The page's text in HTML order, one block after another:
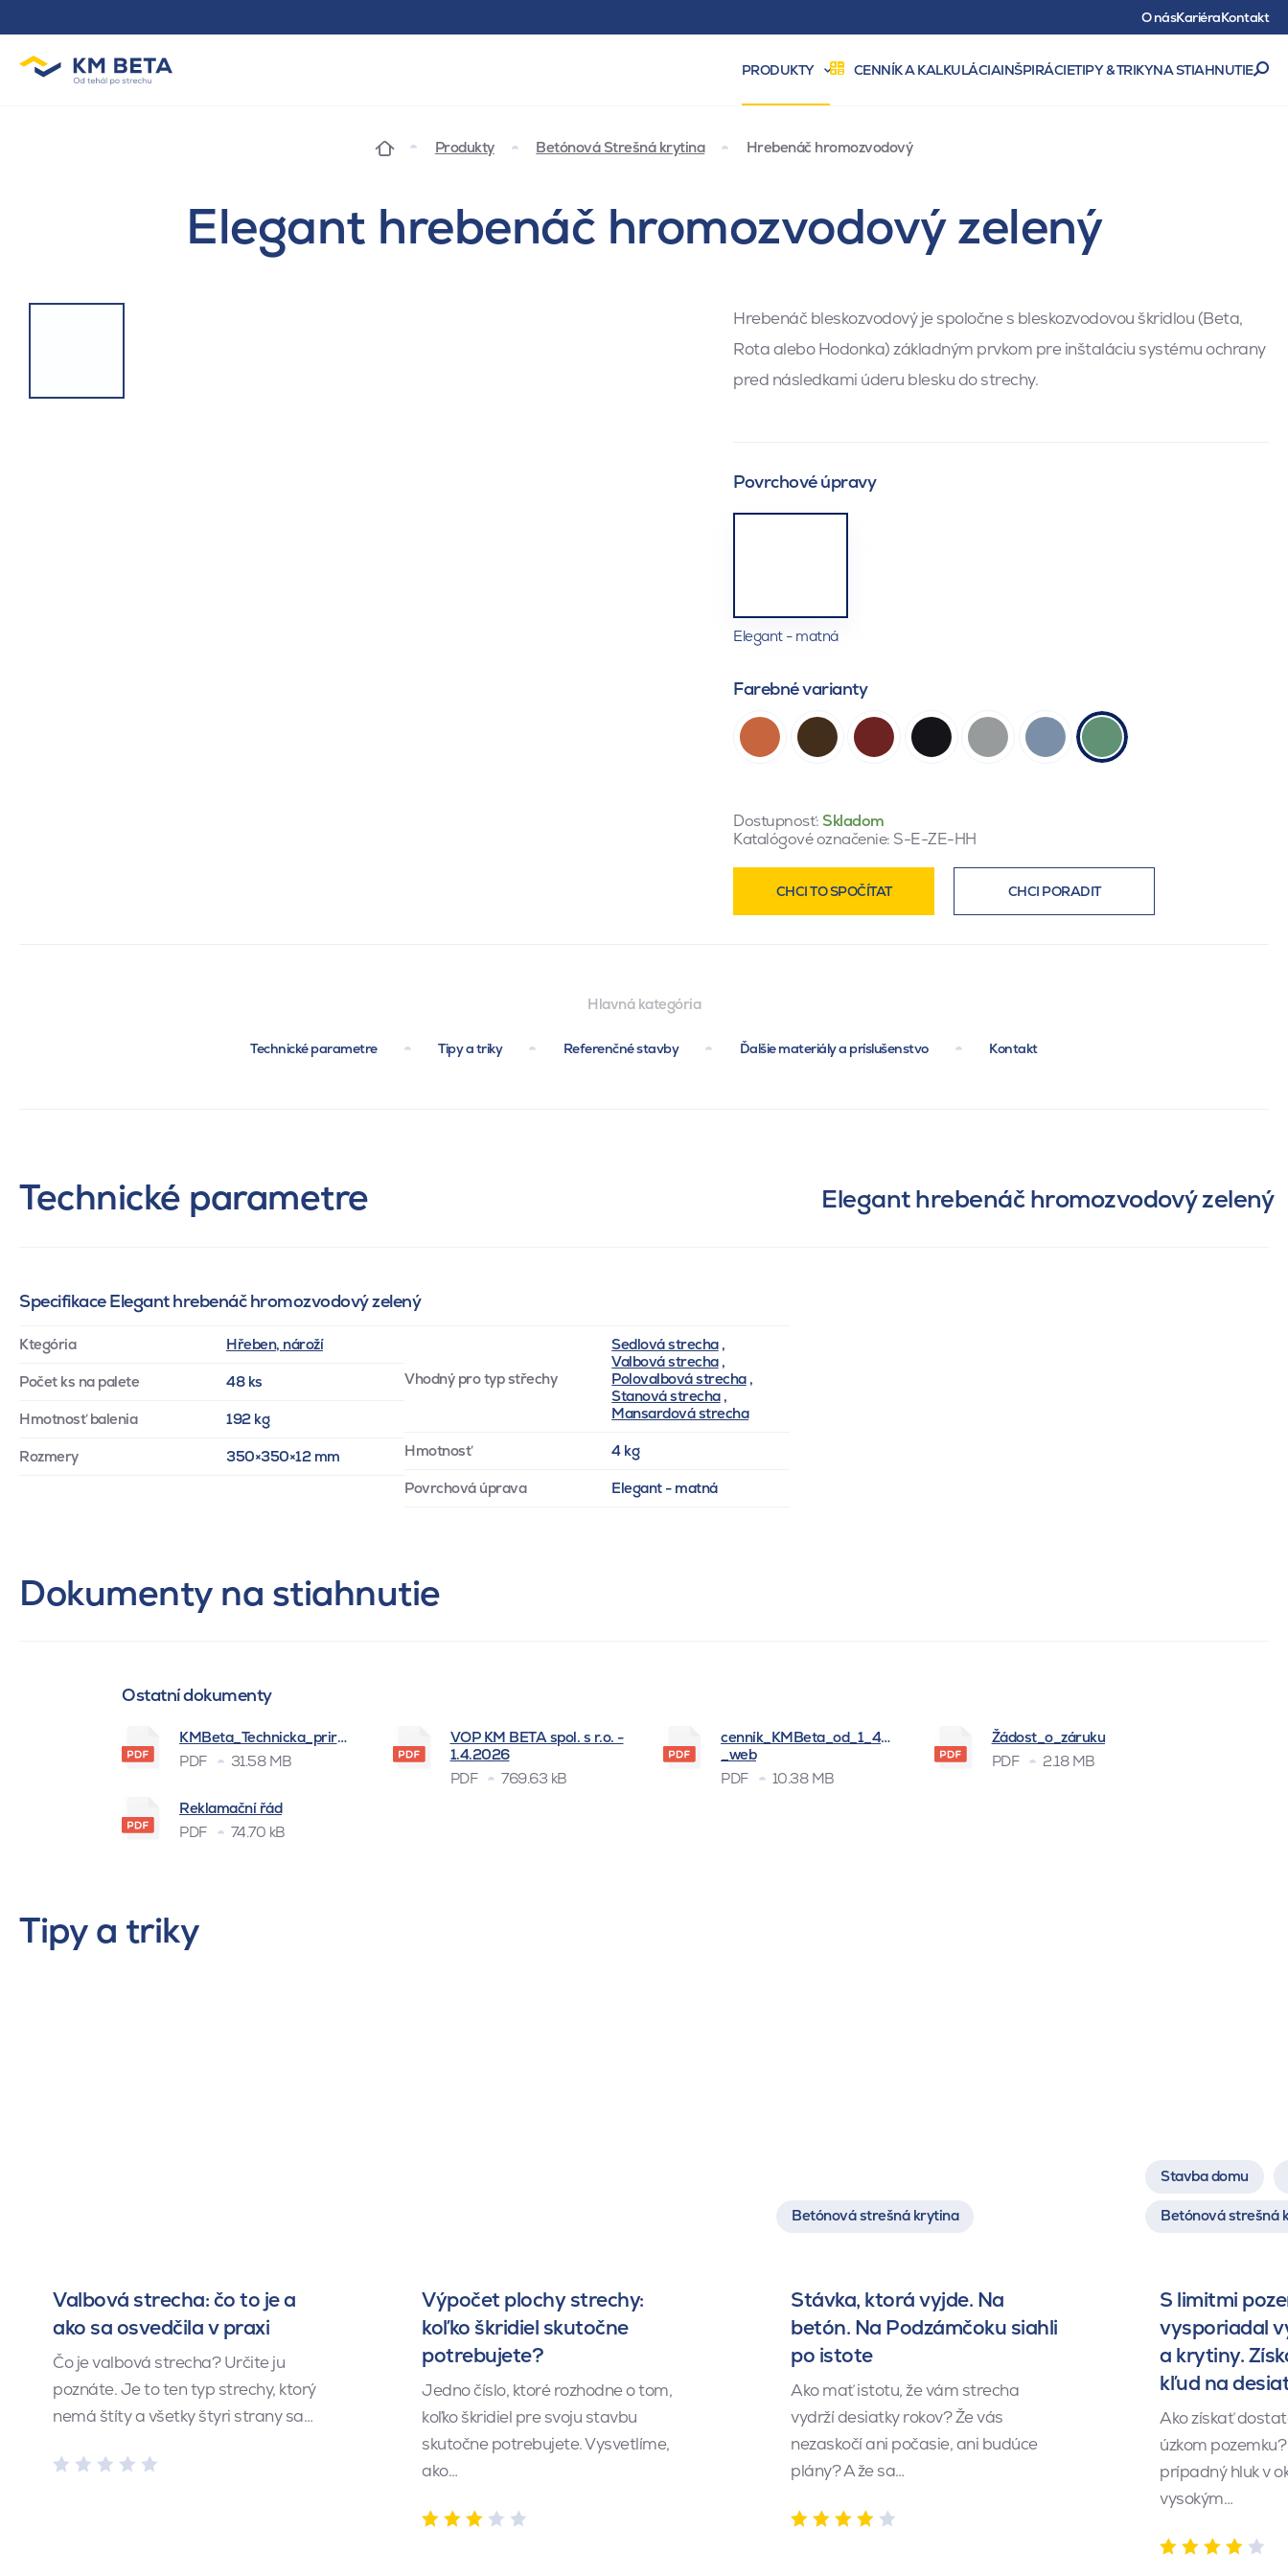
O násKariéraKontakt
PRODUKTY CENNÍK A KALKULÁCIAINŠPIRÁCIETIPY & TRIKYNA STIAHNUTIE
Produkty Betónová Strešná krytina Hrebenáč hromozvodový
Elegant hrebenáč hromozvodový zelený
Hrebenáč bleskozvodový je spoločne s bleskozvodovou škridlou (Beta,
Rota alebo Hodonka) základným prvkom pre inštaláciu systému ochrany
pred následkami úderu blesku do strechy.
Povrchové úpravy
Elegant - matná
Farebné varianty
Dostupnosť: Skladom
Katalógové označenie: S-E-ZE-HH
CHCI TO SPOČÍTAT CHCI PORADIT
Hlavná kategória
Technické parametre Tipy a triky Referenčné stavby Ďalšie materiály a príslušenstvo Kontakt
Technické parametre Elegant hrebenáč hromozvodový zelený
Specifikace Elegant hrebenáč hromozvodový zelený
Ktegória Hřeben, nároží
Počet ks na palete 48 ks
Hmotnosť balenia 192 kg
Rozmery 350×350×12 mm
Vhodný pro typ střechy
Sedlová strecha,
Valbová strecha,
Polovalbová strecha,
Stanová strecha,
Mansardová strecha
Hmotnosť 4 kg
Povrchová úprava Elegant - matná
Dokumenty na stiahnutie
Ostatní dokumenty
KMBeta_Technicka_prirucka_BSK_
PDF
31.58 MB
VOP KM BETA spol. s r.o. -
1.4.2026
PDF
769.63 kB
cenník_KMBeta_od_1_4_2026
_web
PDF
10.38 MB
Žádost_o_záruku
PDF
2.18 MB
Reklamační řád
PDF
74.70 kB
Tipy a triky
Valbová strecha: čo to je a
ako sa osvedčila v praxi
Čo je valbová strecha? Určite ju
poznáte. Je to ten typ strechy, ktorý
nemá štíty a všetky štyri strany sa…
Výpočet plochy strechy:
koľko škridiel skutočne
potrebujete?
Jedno číslo, ktoré rozhodne o tom,
koľko škridiel pre svoju stavbu
skutočne potrebujete. Vysvetlíme,
ako…
Betónová strešná krytina
Stávka, ktorá vyjde. Na
betón. Na Podzámčoku siahli
po istote
Ako mať istotu, že vám strecha
vydrží desiatky rokov? Že vás
nezaskočí ani počasie, ani budúce
plány? A že sa…
Stavba domu
Betónová strešná
S limitmi
vysporiadal
a krytiny.
kľud na
Ako získať
úzkom
prípadný hluk v
vysokým…